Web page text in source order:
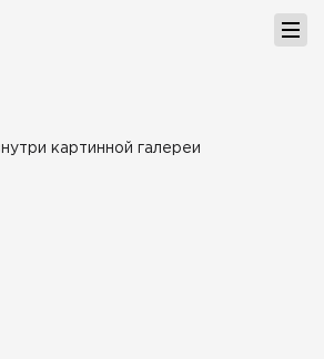
картинной галереи